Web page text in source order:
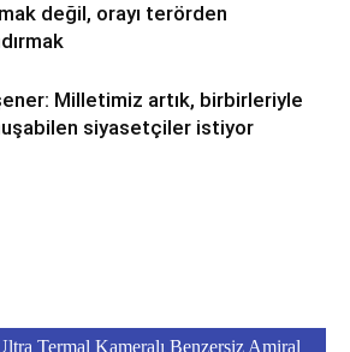
değil, orayı terörden
Milletimiz artık, birbirleriyle
siyasetçiler istiyor
Termal Kameralı Benzersiz Amiral